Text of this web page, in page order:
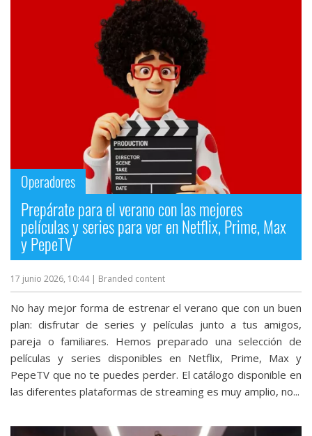
Operadores
Prepárate para el verano con las mejores
películas y series para ver en Netflix, Prime, Max
y PepeTV
17 junio 2026, 10:44 | Branded content
No hay mejor forma de estrenar el verano que con un buen
plan: disfrutar de series y películas junto a tus amigos,
pareja o familiares. Hemos preparado una selección de
películas y series disponibles en Netflix, Prime, Max y
PepeTV que no te puedes perder. El catálogo disponible en
las diferentes plataformas de streaming es muy amplio, no...